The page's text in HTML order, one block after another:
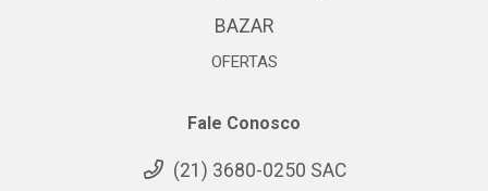
BAZAR
OFERTAS
Fale Conosco
(21) 3680-0250 SAC